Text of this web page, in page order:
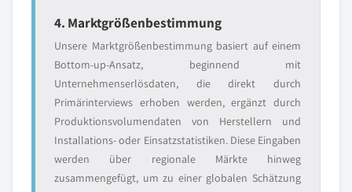
4. Marktgrößenbestimmung
Unsere Marktgrößenbestimmung basiert auf einem
Bottom-up-Ansatz, beginnend mit
Unternehmenserlösdaten, die direkt durch
Primärinterviews erhoben werden, ergänzt durch
Produktionsvolumendaten von Herstellern und
Installations- oder Einsatzstatistiken. Diese Eingaben
werden über regionale Märkte hinweg
zusammengefügt, um zu einer globalen Schätzung